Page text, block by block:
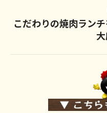
こだわりの焼肉ラン
大